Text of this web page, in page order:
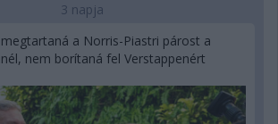
3 napja
megtartaná a Norris-Piastri párost a
nem borítaná fel Verstappenért